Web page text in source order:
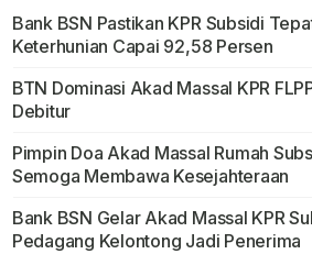
Bank BSN Pastikan KPR Subsidi
Keterhunian Capai 92,58 Persen
BTN Dominasi Akad Massal KPR
Debitur
Pimpin Doa Akad Massal Rumah
Semoga Membawa Kesejahteraan
Bank BSN Gelar Akad Massal KPR
Pedagang Kelontong Jadi Penerima